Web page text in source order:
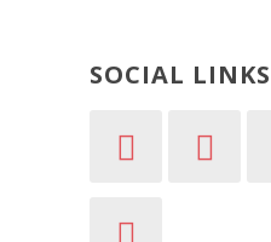
SOCIAL LINKS